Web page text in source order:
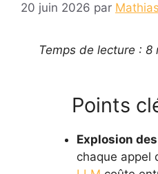
20 juin 2026 par
Temps de lecture : 8
Points
Explosion
chaque appel